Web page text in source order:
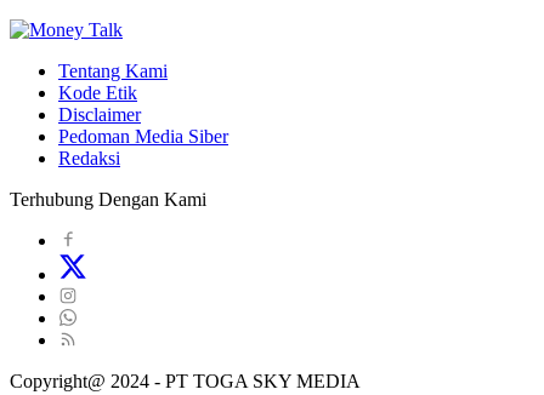
Tentang Kami
Kode Etik
Disclaimer
Pedoman Media Siber
Redaksi
Terhubung Dengan Kami
Copyright@ 2024 - PT TOGA SKY MEDIA